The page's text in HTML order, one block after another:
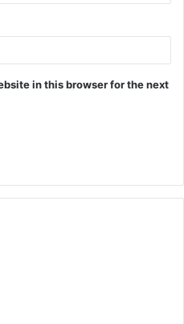
in this browser for the next